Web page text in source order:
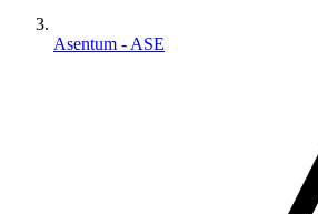
Asentum - ASE